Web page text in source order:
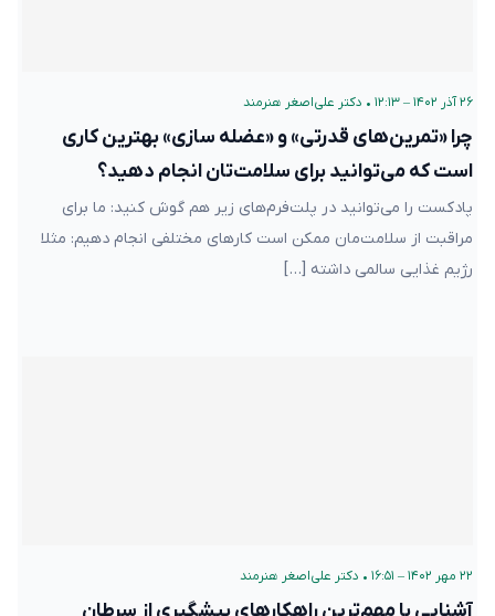
۲۶ آذر ۱۴۰۲ – ۱۲:۱۳ • دکتر علی‌اصغر هنرمند
چرا «تمرین‌های قدرتی» و «عضله سازی» بهترین کاری
است که می‌توانید برای سلامت‌تان انجام دهید؟
پادکست را می‌توانید در پلت‌فرم‌های زیر هم گوش کنید: ما برای
مراقبت از سلامت‌مان ممکن است کارهای مختلفی انجام دهیم: مثلا
رژیم غذایی سالمی داشته […]
۲۲ مهر ۱۴۰۲ – ۱۶:۵۱ • دکتر علی‌اصغر هنرمند